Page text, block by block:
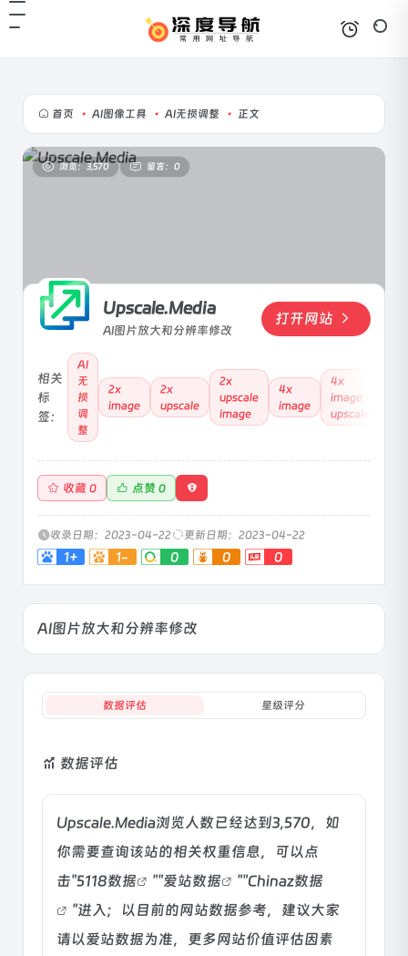
首页 • AI图像工具 • AI无损调整 • 正文
浏览：3,570 留言：0
Upscale.Media
AI图片放大和分辨率修改
打开网站
相关
标
签：
AI
无
损
调
整
2x
image
2x
upscale
2x
upscale
image
4x
image
4x
image
upscale
收藏 0 点赞 0
收录日期：2023-04-22 更新日期：2023-04-22
1+ 1- 0 0 0
AI图片放大和分辨率修改
数据评估 星级评分
数据评估
Upscale.Media浏览人数已经达到3,570，如
你需要查询该站的相关权重信息，可以点
击"5118数据 ""爱站数据 ""Chinaz数据
"进入；以目前的网站数据参考，建议大家
请以爱站数据为准，更多网站价值评估因素